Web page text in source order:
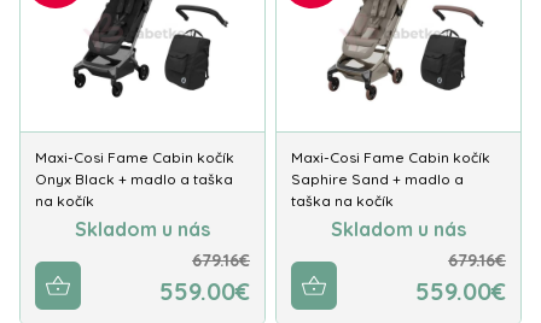
Maxi-Cosi Fame Cabin kočík
Onyx Black + madlo a taška
na kočík
Skladom u nás
679.16€
559.00€
Maxi-Cosi Fame Cabin kočík
Saphire Sand + madlo a
taška na kočík
Skladom u nás
679.16€
559.00€